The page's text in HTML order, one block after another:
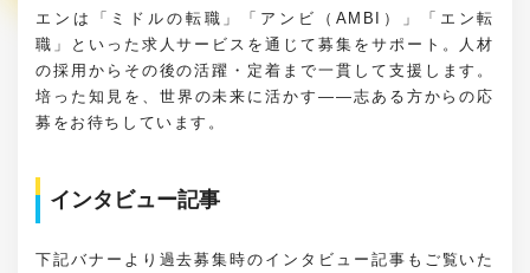
エンは「ミドルの転職」「アンビ（AMBI）」「エン転
職」といった求人サービスを通じて募集をサポート。人材
の採用からその後の活躍・定着まで一貫して支援します。
培った知見を、世界の未来に活かす――志ある方からの応
募をお待ちしています。
インタビュー記事
下記バナーより過去募集時のインタビュー記事もご覧いた